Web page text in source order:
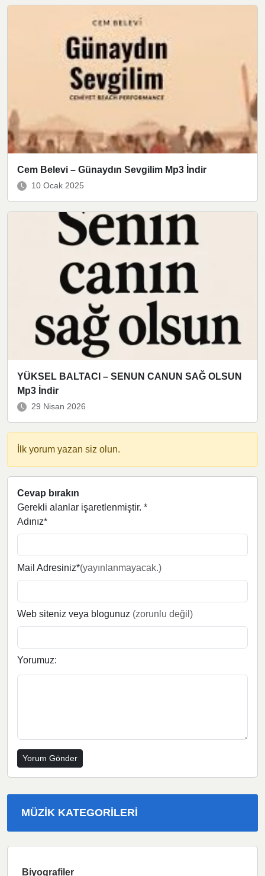
Cem Belevi – Günaydın Sevgilim Mp3 İndir
10 Ocak 2025
YÜKSEL BALTACI – SENUN CANUN SAĞ OLSUN
Mp3 İndir
29 Nisan 2026
İlk yorum yazan siz olun.
Cevap bırakın
Gerekli alanlar işaretlenmiştir. *
Adınız*
Mail Adresiniz*(yayınlanmayacak.)
Web siteniz veya blogunuz (zorunlu değil)
Yorumuz:
MÜZIK KATEGORILERI
Biyografiler